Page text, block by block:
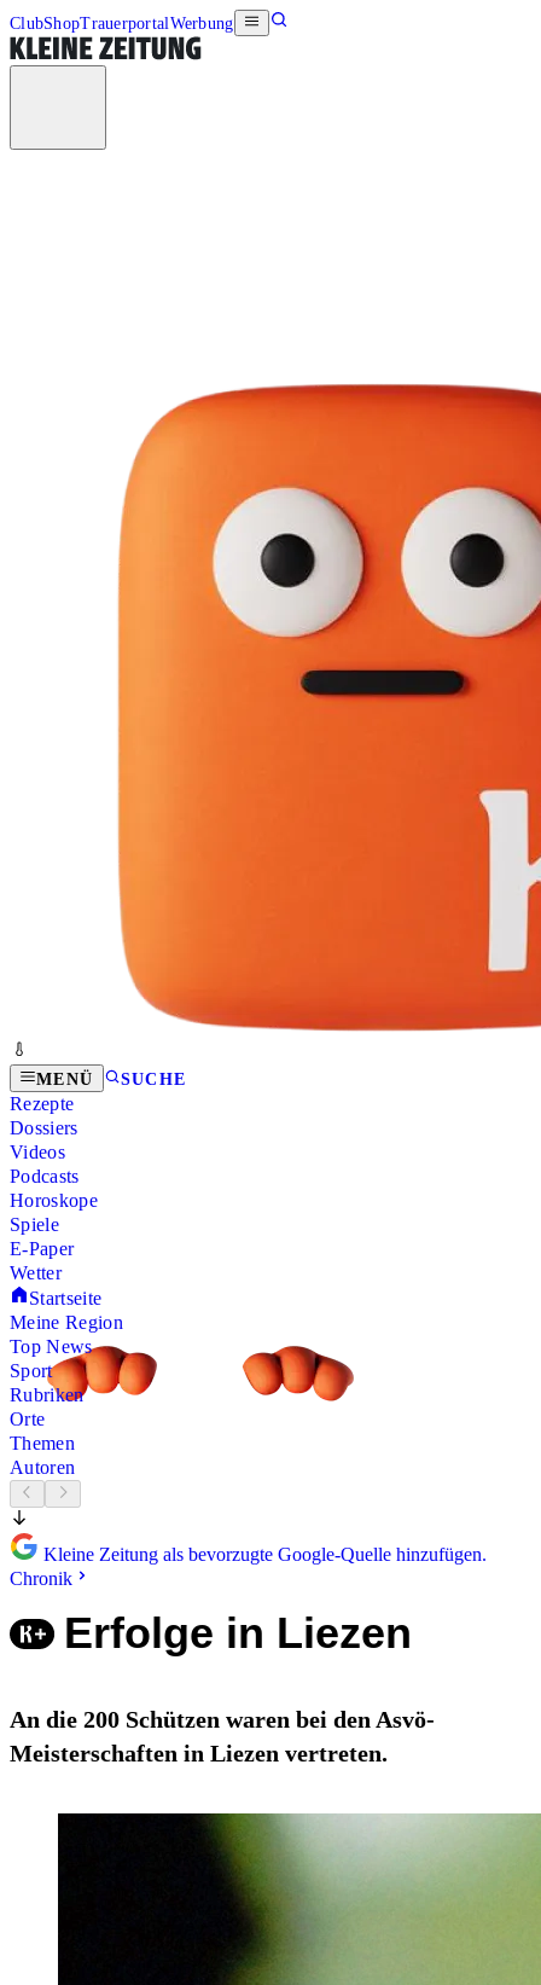
ClubShopTrauerportalWerbung
MENÜ SUCHE
Rezepte
Dossiers
Videos
Podcasts
Horoskope
Spiele
E-Paper
Wetter
Startseite
Meine Region
Top News
Sport
Rubriken
Orte
Themen
Autoren
Kleine Zeitung als bevorzugte Google-Quelle hinzufügen.
Chronik
Erfolge in Liezen
An die 200 Schützen waren bei den Asvö-
Meisterschaften in Liezen vertreten.